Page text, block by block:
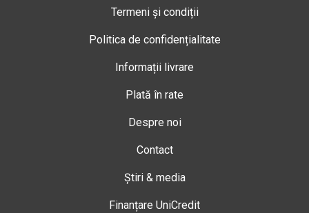
Termeni și condiții
Politica de confidențialitate
Informații livrare
Plată în rate
Despre noi
Contact
Știri & media
Finanțare UniCredit